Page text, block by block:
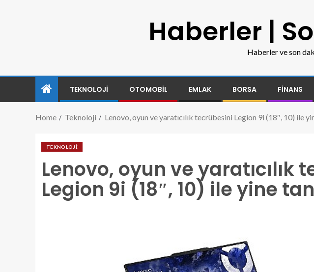
Haberler |
Haberler ve son
TEKNOLOJI OTOMOBIL EMLAK BORSA FINANS
Home Teknoloji Lenovo, oyun ve yaratıcılık tecrübesini Legion 9i (18″, 10) ile
TEKNOLOJI
Lenovo, oyun ve yaratıcılık
Legion 9i (18″, 10) ile yine